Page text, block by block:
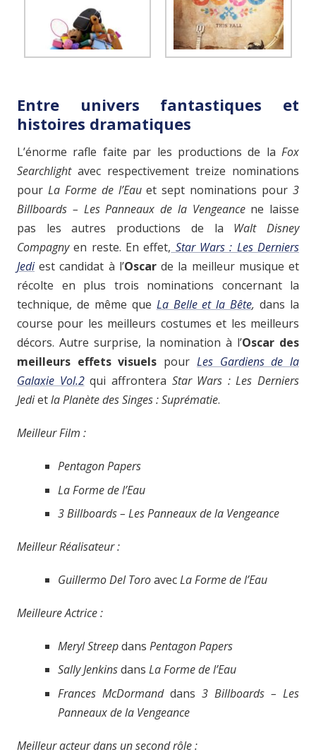
Entre univers fantastiques et
histoires dramatiques
L’énorme rafle faite par les productions de la Fox
Searchlightavec respectivement treize nominations
pour La Forme de l’Eauet sept nominations pour3
Billboards – Les Panneaux de la Vengeance ne laisse
pas
les autres productions de la Walt Disney
Compagnyen reste. En effet, Star Wars : Les Derniers
Jediest candidat à l’Oscarde la meilleur musique et
récolte en plus trois nominations concernant la
technique, de même que La Belle et la Bête, dans la
course pour les meilleurs costumes et les meilleurs
décors. Autre surprise, la nomination à l’Oscar des
meilleurs effets visuels pour Les Gardiens de la
Galaxie Vol.2qui affrontera Star Wars : Les Derniers
Jedietla Planète des Singes : Suprématie.
Meilleur Film :
Pentagon Papers
La Forme de l’Eau
3 Billboards – Les Panneaux de la Vengeance
Meilleur Réalisateur :
Guillermo Del ToroavecLa Forme de l’Eau
Meilleure Actrice :
Meryl StreepdansPentagon Papers
Sally JenkinsdansLa Forme de l’Eau
Frances McDormanddans3 Billboards – Les
Panneaux de la Vengeance
Meilleur acteur dans un second rôle :